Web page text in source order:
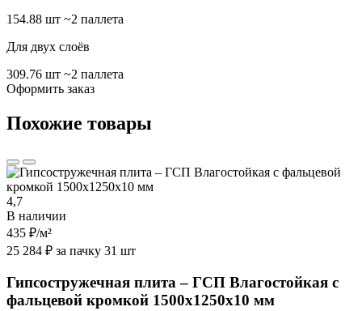
154.88 шт ~2 паллета
Для двух слоёв
309.76 шт ~2 паллета
Оформить заказ
Похожие товары
4,7
В наличии
435 ₽/м²
25 284 ₽ за пачку 31 шт
Гипсостружечная плита – ГСП Влагостойкая с
фальцевой кромкой 1500х1250х10 мм